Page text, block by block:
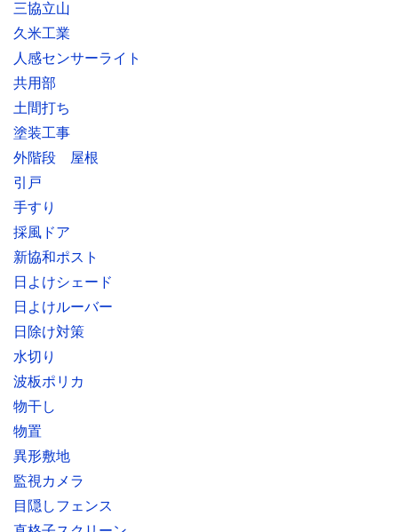
三協立山
久米工業
人感センサーライト
共用部
土間打ち
塗装工事
外階段 屋根
引戸
手すり
採風ドア
新協和ポスト
日よけシェード
日よけルーバー
日除け対策
水切り
波板ポリカ
物干し
物置
異形敷地
監視カメラ
目隠しフェンス